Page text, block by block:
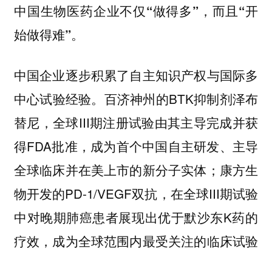
中国生物医药企业不仅“做得多”，而且“开
始做得难”。
中国企业逐步积累了自主知识产权与国际多
中心试验经验。百济神州的BTK抑制剂泽布
替尼，全球III期注册试验由其主导完成并获
得FDA批准，成为首个中国自主研发、主导
全球临床并在美上市的新分子实体；康方生
物开发的PD-1/VEGF双抗，在全球III期试验
中对晚期肺癌患者展现出优于默沙东K药的
疗效，成为全球范围内最受关注的临床试验